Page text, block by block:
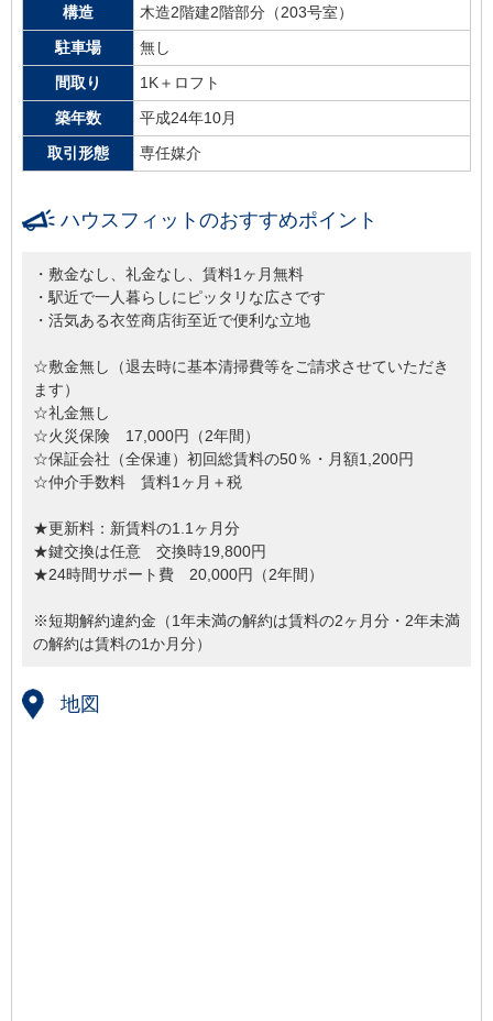
構造
木造2階建2階部分（203号室）
駐車場
無し
間取り
1K＋ロフト
築年数
平成24年10月
取引形態
専任媒介
ハウスフィットのおすすめポイント
・敷金なし、礼金なし、賃料1ヶ月無料
・駅近で一人暮らしにピッタリな広さです
・活気ある衣笠商店街至近で便利な立地
☆敷金無し（退去時に基本清掃費等をご請求させていただき
ます）
☆礼金無し
☆火災保険 17,000円（2年間）
☆保証会社（全保連）初回総賃料の50％・月額1,200円
☆仲介手数料 賃料1ヶ月＋税
★更新料：新賃料の1.1ヶ月分
★鍵交換は任意 交換時19,800円
★24時間サポート費 20,000円（2年間）
※短期解約違約金（1年未満の解約は賃料の2ヶ月分・2年未満
の解約は賃料の1か月分）
地図